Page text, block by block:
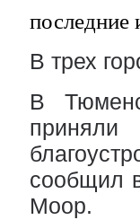
последние
В трех
В
сообщил
Моор.